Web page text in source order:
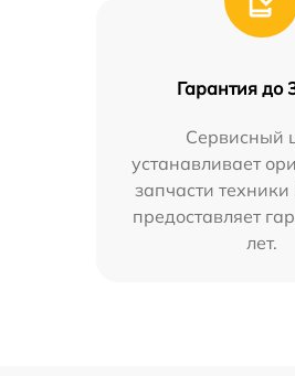
Гарантия до
Сервисный
устанавливает
запчасти
предоставляет
лет.